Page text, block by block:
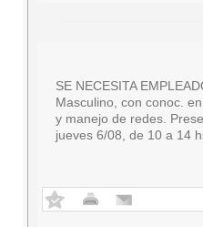
SE NECESITA
Masculino, con conoc.
y manejo de redes.
jueves 6/08, de 10 a 14